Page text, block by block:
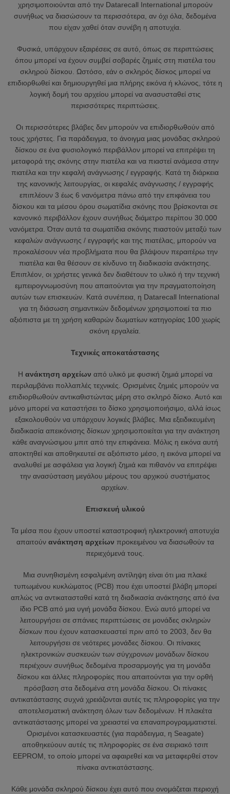
χρησιμοποιούνται από την Datarecall International μπορούν
συνήθως να διασώσουν τα περισσότερα, αν όχι όλα, δεδομένα
που είχαν χαθεί όταν συνέβη η αποτυχία.
Φυσικά, υπάρχουν εξαιρέσεις σε αυτό, όπως σε περιπτώσεις
όπου μπορεί να έχουν συμβεί σοβαρές ζημιές στη πιατέλα του
σκληρού δίσκου. Ωστόσο, εάν ο σκληρός δίσκος μπορεί να
επιδιορθωθεί και δημιουργηθεί μια πλήρης εικόνα ή κλώνος, τότε η
λογική δομή του αρχείου μπορεί να ανασυσταθεί στις
περισσότερες περιπτώσεις.
Οι περισσότερες βλάβες δεν μπορούν να επιδιορθωθούν από
τους χρήστες. Για παράδειγμα, το άνοιγμα μιας μονάδας σκληρού
δίσκου σε ένα φυσιολογικό περιβάλλον μπορεί να επιτρέψει τη
μεταφορά της σκόνης στην πιατέλα και να πιαστεί ανάμεσα στην
πιατέλα και την κεφαλή ανάγνωσης / εγγραφής. Κατά τη διάρκεια
της κανονικής λειτουργίας, οι κεφαλές ανάγνωσης / εγγραφής
επιπλέουν 3 έως 6 νανόμετρα πάνω από την επιφάνεια του
δίσκου και τα μέσου όρου σωματίδια σκόνης που βρίσκονται σε
κανονικό περιβάλλον έχουν συνήθως διάμετρο περίπου 30.000
νανόμετρα. Όταν αυτά τα σωματίδια σκόνης πιαστούν μεταξύ των
κεφαλών ανάγνωσης / εγγραφής και της πιατέλας, μπορούν να
προκαλέσουν νέα προβλήματα που θα βλάψουν περαιτέρω την
πιατέλα και θα θέσουν σε κίνδυνο τη διαδικασία ανάκτησης.
Επιπλέον, οι χρήστες γενικά δεν διαθέτουν το υλικό ή την τεχνική
εμπειρογνωμοσύνη που απαιτούνται για την πραγματοποίηση
αυτών των επισκευών. Κατά συνέπεια, η Datarecall International
για τη διάσωση σημαντικών δεδομένων χρησιμοποιεί τα πιο
αξιόπιστα με τη χρήση καθαρών δωματίων κατηγορίας 100 χωρίς
σκόνη εργαλεία.
Τεχνικές αποκατάστασης
Η ανάκτηση αρχείων από υλικό με φυσική ζημιά μπορεί να
περιλαμβάνει πολλαπλές τεχνικές. Ορισμένες ζημιές μπορούν να
επιδιορθωθούν αντικαθιστώντας μέρη στο σκληρό δίσκο. Αυτό και
μόνο μπορεί να καταστήσει το δίσκο χρησιμοποιήσιμο, αλλά ίσως
εξακολουθούν να υπάρχουν λογικές βλάβες. Μια εξειδικευμένη
διαδικασία απεικόνισης δίσκων χρησιμοποιείται για την ανάκτηση
κάθε αναγνώσιμου μπιτ από την επιφάνεια. Μόλις η εικόνα αυτή
αποκτηθεί και αποθηκευτεί σε αξιόπιστο μέσο, ​​η εικόνα μπορεί να
αναλυθεί με ασφάλεια για λογική ζημιά και πιθανόν να επιτρέψει
την ανασύσταση μεγάλου μέρους του αρχικού συστήματος
αρχείων.
Επισκευή υλικού
Τα μέσα που έχουν υποστεί καταστροφική ηλεκτρονική αποτυχία
απαιτούν ανάκτηση αρχείων προκειμένου να διασωθούν τα
περιεχόμενά τους.
Μια συνηθισμένη εσφαλμένη αντίληψη είναι ότι μια πλακέ
τυπωμένου κυκλώματος (PCB) που έχει υποστεί βλάβη μπορεί
απλώς να αντικατασταθεί κατά τη διαδικασία ανάκτησης από ένα
ίδιο PCB από μια υγιή μονάδα δίσκου. Ενώ αυτό μπορεί να
λειτουργήσει σε σπάνιες περιπτώσεις σε μονάδες σκληρών
δίσκων που έχουν κατασκευαστεί πριν από το 2003, δεν θα
λειτουργήσει σε νεότερες μονάδες δίσκου. Οι πίνακες
ηλεκτρονικών συσκευών των σύγχρονων μονάδων δίσκου
περιέχουν συνήθως δεδομένα προσαρμογής για τη μονάδα
δίσκου και άλλες πληροφορίες που απαιτούνται για την ορθή
πρόσβαση στα δεδομένα στη μονάδα δίσκου. Οι πίνακες
αντικατάστασης συχνά χρειάζονται αυτές τις πληροφορίες για την
αποτελεσματική ανάκτηση όλων των δεδομένων. Η πλακέτα
αντικατάστασης μπορεί να χρειαστεί να επαναπρογραμματιστεί.
Ορισμένοι κατασκευαστές (για παράδειγμα, η Seagate)
αποθηκεύουν αυτές τις πληροφορίες σε ένα σειριακό τσιπ
EEPROM, το οποίο μπορεί να αφαιρεθεί και να μεταφερθεί στον
πίνακα αντικατάστασης.
Κάθε μονάδα σκληρού δίσκου έχει αυτό που ονομάζεται περιοχή